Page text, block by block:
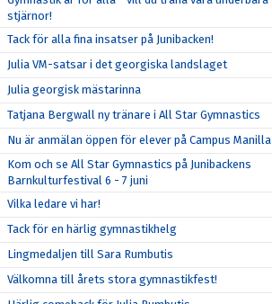
stjärnor!
Tack för alla fina insatser på Junibacken!
Julia VM-satsar i det georgiska landslaget
Julia georgisk mästarinna
Tatjana Bergwall ny tränare i All Star Gymnastics
Nu är anmälan öppen för elever på Campus Manilla
Kom och se All Star Gymnastics på Junibackens
Barnkulturfestival 6 - 7 juni
Vilka ledare vi har!
Tack för en härlig gymnastikhelg
Lingmedaljen till Sara Rumbutis
Välkomna till årets stora gymnastikfest!